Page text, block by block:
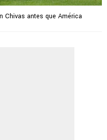
Chivas antes que América